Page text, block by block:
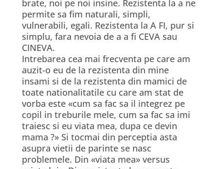
brate, noi pe noi insine. Rezistenta la a ne
permite sa fim naturali, simpli,
vulnerabili, egali. Rezistenta la A FI, pur si
simplu, fara nevoia de a a fi CEVA sau
CINEVA.
Intrebarea cea mai frecventa pe care am
auzit-o eu de la rezistenta din mine
insami si de la rezistenta din mamici de
toate nationalitatile cu care am stat de
vorba este «cum sa fac sa il integrez pe
copil in treburile mele, cum sa fac sa imi
traiesc si eu viata mea, dupa ce devin
mama ?» Si tocmai din perceptia asta
asupra vietii de parinte se nasc
problemele. Din «viata mea» versus